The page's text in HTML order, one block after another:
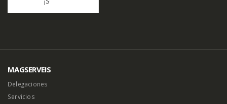
MAGSERVEIS
Delegaciones
Servicios